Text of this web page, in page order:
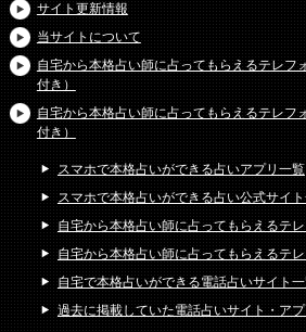
サイト更新情報
当サイトについて
自宅から本格占い師に占ってもらえるテレフ
付き）
自宅から本格占い師に占ってもらえるテレフ
付き）
スマホで本格占いができる占いアプリ一覧
スマホで本格占いができる占い公式サイ
自宅から本格占い師に占ってもらえるテ
自宅から本格占い師に占ってもらえるテ
自宅で本格占いができる電話占いサイト
過去に掲載していた電話占いサイト・ア